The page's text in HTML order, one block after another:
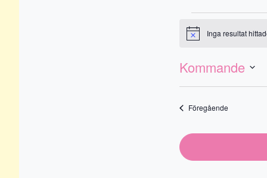
Notis Inga resultat
Vy-
Evenemang
vynavigering
Kommande
Välj
FöregåendeEvenemang